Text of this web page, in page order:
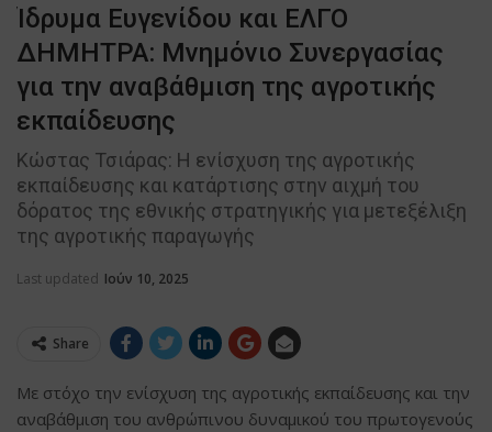
Ίδρυμα Ευγενίδου και ΕΛΓΟ
ΔΗΜΗΤΡΑ: Μνημόνιο Συνεργασίας
για την αναβάθμιση της αγροτικής
εκπαίδευσης
Κώστας Τσιάρας: Η ενίσχυση της αγροτικής
εκπαίδευσης και κατάρτισης στην αιχμή του
δόρατος της εθνικής στρατηγικής για μετεξέλιξη
της αγροτικής παραγωγής
Last updated Ιούν 10, 2025
Share
Με στόχο την ενίσχυση της αγροτικής εκπαίδευσης και την
αναβάθμιση του ανθρώπινου δυναμικού του πρωτογενούς